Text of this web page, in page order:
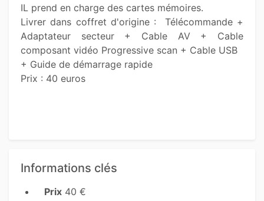
IL prend en charge des cartes mémoires.
Livrer dans coffret d'origine :  Télécommande +
Adaptateur secteur + Cable AV + Cable
composant vidéo Progressive scan + Cable USB
+ Guide de démarrage rapide
Prix : 40 euros
Informations clés
Prix 40 €